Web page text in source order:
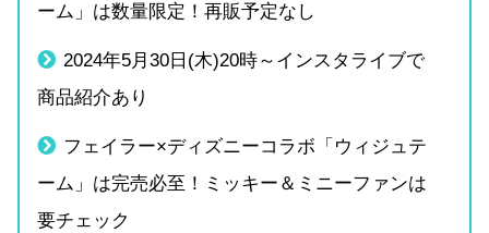
ーム」は数量限定！再販予定なし
2024年5月30日(木)20時～インスタライブで
商品紹介あり
フェイラー×ディズニーコラボ「ウィジュテ
ーム」は完売必至！ミッキー＆ミニーファンは
要チェック